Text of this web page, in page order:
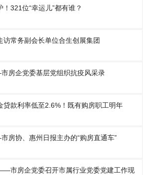
321位“幸运儿”都有谁？
访常务副会长单位合生创展集团
房企党委基层党组织抗疫风采录
贷款利率低至2.6%！既有购房职工明年
房协、惠州日报主办的“购房直通车”
市房企党委召开市属行业党委党建工作现